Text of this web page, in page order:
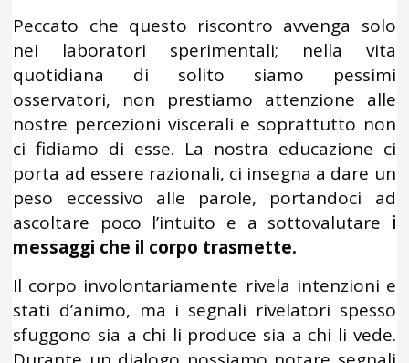
Peccato che questo riscontro avvenga solo
nei laboratori sperimentali; nella vita
quotidiana di solito siamo pessimi
osservatori, non prestiamo attenzione alle
nostre percezioni viscerali e soprattutto non
ci fidiamo di esse. La nostra educazione ci
porta ad essere razionali, ci insegna a dare un
peso eccessivo alle parole, portandoci ad
ascoltare poco l’intuito e a sottovalutare i
messaggi che il corpo trasmette.
Il corpo involontariamente rivela intenzioni e
stati d’animo, ma i segnali rivelatori spesso
sfuggono sia a chi li produce sia a chi li vede.